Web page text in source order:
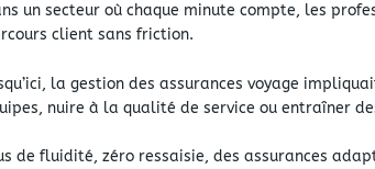
un secteur où chaque minute compte, les
client sans friction.
la gestion des assurances voyage
nuire à la qualité de service ou entraîner
de fluidité, zéro ressaisie, des assurances